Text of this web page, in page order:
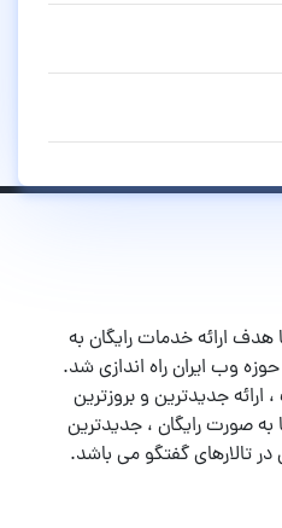
اسکریپت در سال ۱۳۸۶ با هدف ارائه خدمات رایگان به
وب ایران راه اندازی شد.
جدیدترین و بروزترین
به صورت رایگان ، جدیدترین
تالارهای گفتگو می باشد.